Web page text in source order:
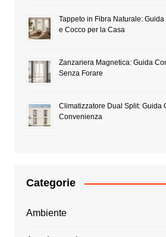
Tappeto in Fibra Naturale:
e Cocco per la Casa
Zanzariera Magnetica: Guida
Senza Forare
Climatizzatore Dual Split: Guida
Convenienza
Categorie
Ambiente